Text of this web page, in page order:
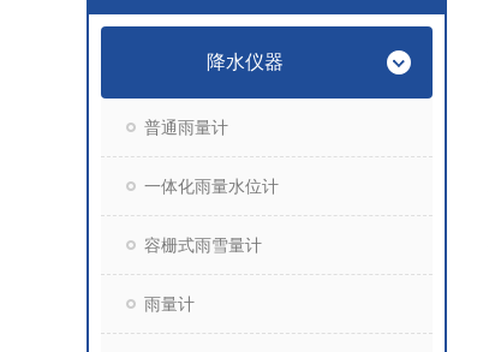
降水仪器
普通雨量计
一体化雨量水位计
容栅式雨雪量计
雨量计